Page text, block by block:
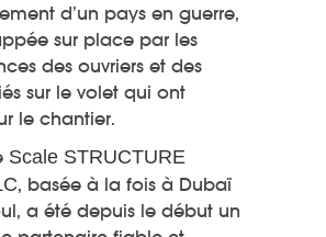
d’un pays en guerre,
sur place par les
des ouvriers et des
sur le volet qui ont
le chantier.
Scale STRUCTURE
, basée à la fois à Dubaï
a été depuis le début un